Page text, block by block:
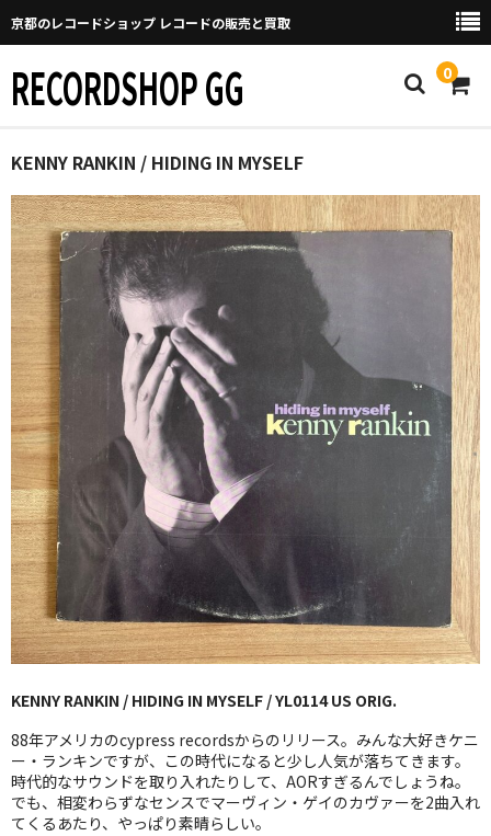
京都のレコードショップ レコードの販売と買取
RECORDSHOP GG 0
Home
マイページ
GGについて
買取について
取り置きなどについて
Categories
New Arrivals
新譜
GG RECORD （当店のレーベル）
全商品
JAZZ-US
BLUE NOTE
JAZZ-EU
JAZZ-JP
JAZZ-VOCAL
KENNY RANKIN / HIDING IN MYSELF
KENNY RANKIN / HIDING IN MYSELF / YL0114 US ORIG.
88年アメリカのcypress recordsからのリリース。みんな大好きケニ
ー・ランキンですが、この時代になると少し人気が落ちてきます。
時代的なサウンドを取り入れたりして、AORすぎるんでしょうね。
でも、相変わらずなセンスでマーヴィン・ゲイのカヴァーを2曲入れ
てくるあたり、やっぱり素晴らしい。